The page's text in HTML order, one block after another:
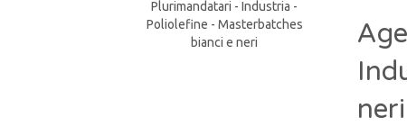
neri